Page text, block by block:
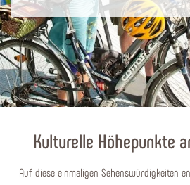
Kulturelle Höhepunkte
Auf diese einmaligen Sehenswürdigkeiten